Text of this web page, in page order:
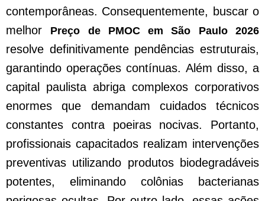
contemporâneas. Consequentemente, buscar o
melhor Preço de PMOC em São Paulo 2026
resolve definitivamente pendências estruturais,
garantindo operações contínuas. Além disso, a
capital paulista abriga complexos corporativos
enormes que demandam cuidados técnicos
constantes contra poeiras nocivas. Portanto,
profissionais capacitados realizam intervenções
preventivas utilizando produtos biodegradáveis
potentes, eliminando colônias bacterianas